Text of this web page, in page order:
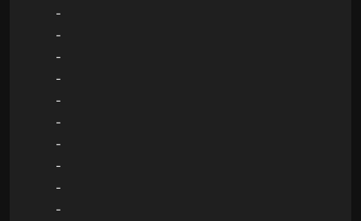
-
-
-
-
-
-
-
-
-
-